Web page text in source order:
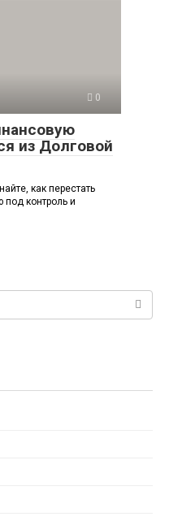
0
из Долговой
как перестать
под контроль и